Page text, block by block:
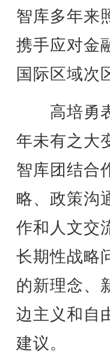
智库多年来
携手应对金
国际区域次
高培勇表
年未有之大
智库团结合
略、政策沟
作和人文交
长期性战略
的新理念、
边主义和自
建议。